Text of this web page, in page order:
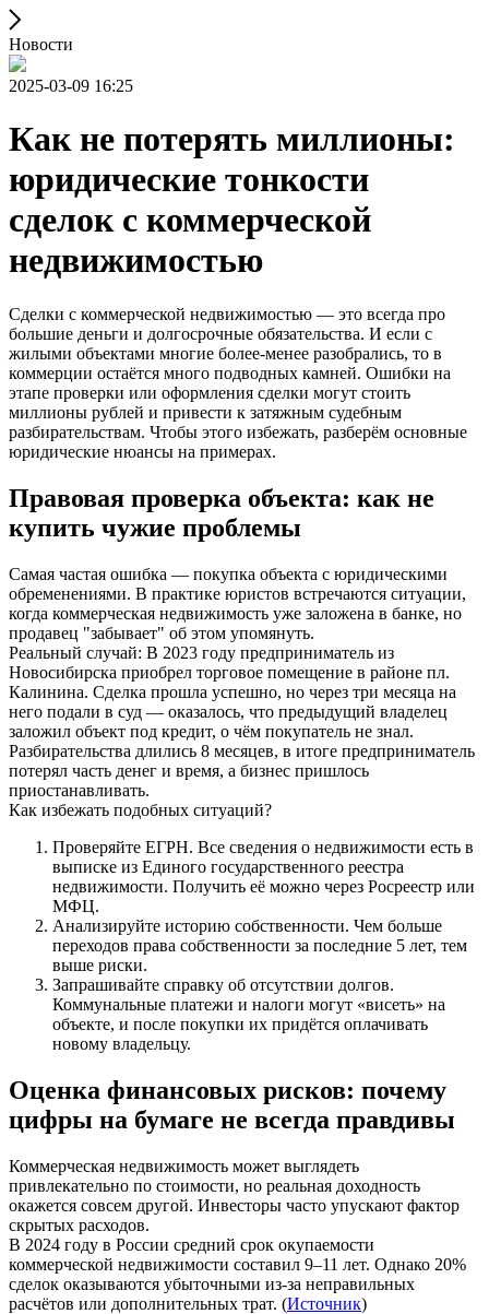
Новости
2025-03-09 16:25
Как не потерять миллионы:
юридические тонкости
сделок с коммерческой
недвижимостью
Сделки с коммерческой недвижимостью — это всегда про
большие деньги и долгосрочные обязательства. И если с
жилыми объектами многие более-менее разобрались, то в
коммерции остаётся много подводных камней. Ошибки на
этапе проверки или оформления сделки могут стоить
миллионы рублей и привести к затяжным судебным
разбирательствам. Чтобы этого избежать, разберём основные
юридические нюансы на примерах.
Правовая проверка объекта: как не
купить чужие проблемы
Самая частая ошибка — покупка объекта с юридическими
обременениями. В практике юристов встречаются ситуации,
когда коммерческая недвижимость уже заложена в банке, но
продавец "забывает" об этом упомянуть.
Реальный случай: В 2023 году предприниматель из
Новосибирска приобрел торговое помещение в районе пл.
Калинина. Сделка прошла успешно, но через три месяца на
него подали в суд — оказалось, что предыдущий владелец
заложил объект под кредит, о чём покупатель не знал.
Разбирательства длились 8 месяцев, в итоге предприниматель
потерял часть денег и время, а бизнес пришлось
приостанавливать.
Как избежать подобных ситуаций?
Проверяйте ЕГРН. Все сведения о недвижимости есть в
выписке из Единого государственного реестра
недвижимости. Получить её можно через Росреестр или
МФЦ.
Анализируйте историю собственности. Чем больше
переходов права собственности за последние 5 лет, тем
выше риски.
Запрашивайте справку об отсутствии долгов.
Коммунальные платежи и налоги могут «висеть» на
объекте, и после покупки их придётся оплачивать
новому владельцу.
Оценка финансовых рисков: почему
цифры на бумаге не всегда правдивы
Коммерческая недвижимость может выглядеть
привлекательно по стоимости, но реальная доходность
окажется совсем другой. Инвесторы часто упускают фактор
скрытых расходов.
В 2024 году в России средний срок окупаемости
коммерческой недвижимости составил 9–11 лет. Однако 20%
сделок оказываются убыточными из-за неправильных
расчётов или дополнительных трат. (Источник)